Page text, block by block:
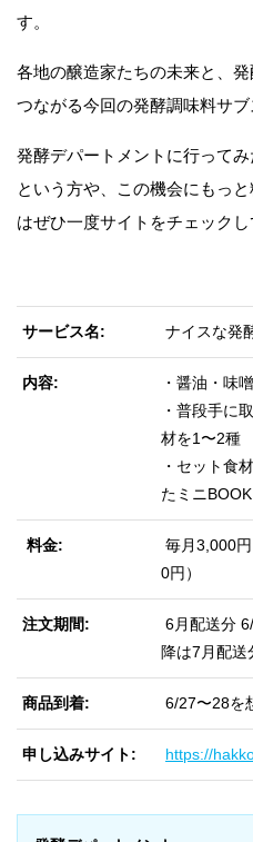
す。
各地の醸造家たちの未来と、
つながる今回の発酵調味料サブ
発酵デパートメントに行って
という方や、この機会にもっ
はぜひ一度サイトをチェックし
サービス名 ナイスな発
内容
・醤油・味
・普段手に
材を1〜2種
・セット食
たミニBOOK
料金
毎月3,000
0円）
注文期間
6月配送分
降は7月配送
商品到着 6/27〜28を
申し込みサイト https://